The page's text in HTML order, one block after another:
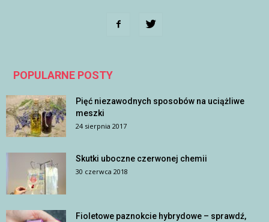
POPULARNE POSTY
Pięć niezawodnych sposobów na uciążliwe
meszki
24 sierpnia 2017
Skutki uboczne czerwonej chemii
30 czerwca 2018
Fioletowe paznokcie hybrydowe – sprawdź,